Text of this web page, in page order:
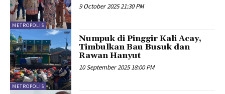
METROPOLIS
9 October 2025 21:30 PM
METROPOLIS
Numpuk di Pinggir Kali Acay,
Timbulkan Bau Busuk dan
Rawan Hanyut
10 September 2025 18:00 PM